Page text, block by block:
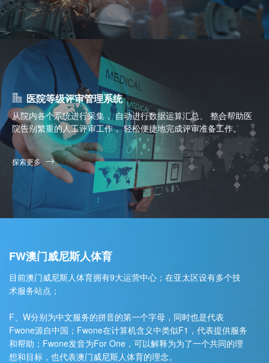
医院等级评审管理系统
从院内各个系统进行采集， 自动进行数据运算汇总、 整合帮助医
院告别繁重的人工评审工作， 轻松便捷地完成评审准备工作。
探索更多
FW澳门威尼斯人体育
目前澳门威尼斯人体育拥有9大运营中心；在亚太区设有多个技
术服务站点；
F、W分别为中文服务的拼音的第一个字母，同时也是代表
Fwone源自中国；Fwone在计算机含义中类似F1，代表提供服务
和帮助；Fwone发音为For One，可以解释为为了一个共同的理
想和目标，也代表澳门威尼斯人体育的理念。